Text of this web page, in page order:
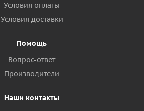
Условия оплаты
Условия доставки
Помощь
Вопрос-ответ
Производители
Наши контакты